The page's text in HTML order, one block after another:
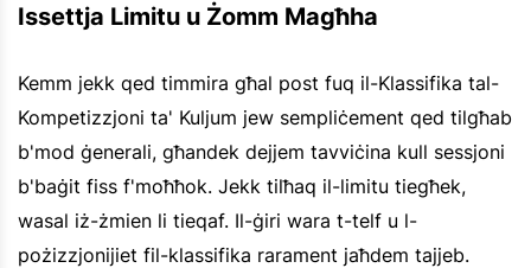
Issettja Limitu u Żomm Magħha
Kemm jekk qed timmira għal post fuq il-Klassifika tal-
Kompetizzjoni ta' Kuljum jew sempliċement qed tilgħab
b'mod ġenerali, għandek dejjem tavviċina kull sessjoni
b'baġit fiss f'moħħok. Jekk tilħaq il-limitu tiegħek,
wasal iż-żmien li tieqaf. Il-ġiri wara t-telf u l-
pożizzjonijiet fil-klassifika rarament jaħdem tajjeb.